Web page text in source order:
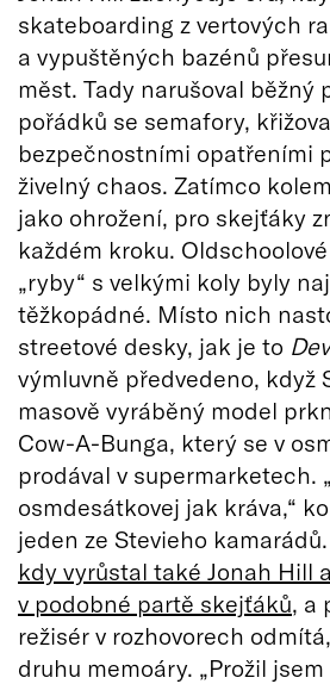
skateboarding z vertových
a vypuštěných bazénů
měst. Tady narušoval běžný
pořádků se semafory,
bezpečnostními opatřeními
živelný chaos. Zatímco
jako ohrožení, pro skejťáky
každém kroku.
„ryby“ s velkými koly byly
těžkopádné. Místo nich
streetové desky, jak je to
výmluvně předvedeno, když
masově vyráběný model
Cow-A-Bunga, který se v
prodával v supermarketech.
osmdesátkovej jak kráva,“
jeden ze Stevieho
kdy vyrůstal také Jonah Hill
v podobné partě skejťáků, a
režisér v rozhovorech
druhu memoáry. „Prožil